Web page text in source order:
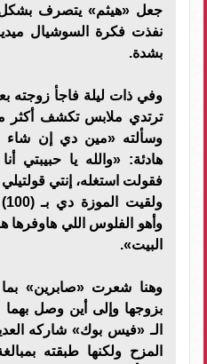
جعل «هيثم» يتصرف بشكل
نفذت فكرة السوشيال
بشدة.
وفي ذات ليلة فاجأ زوجته
ترتدي ملابس تكشف أكثر
وسألته «مين دي إن شاء
هادئة: «والله يا حبيبتي
وأهو الفلوس اللي هاوفرها
البيت».
وهنا شعرت «صابرين» بما
بزوجها وإلى أين وصل
الـ «فيس بوك» شاركه
المزح ولكنها طبقته